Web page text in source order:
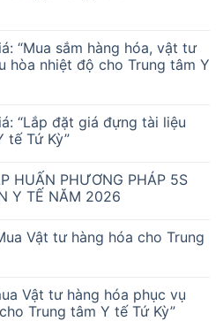
“Mua sắm hàng hóa, vật tư
hòa nhiệt độ cho Trung tâm Y
“Lắp đặt giá đựng tài liệu
tế Tứ Kỳ”
HUẤN PHƯƠNG PHÁP 5S
Y TẾ NĂM 2026
Vật tư hàng hóa cho Trung
Vật tư hàng hóa phục vụ
Trung tâm Y tế Tứ Kỳ”